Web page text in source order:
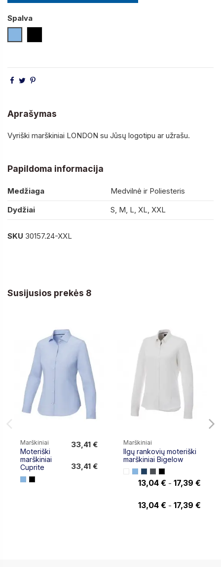
Spalva
Aprašymas
Vyriški marškiniai LONDON su Jūsų logotipu ar užrašu.
Papildoma informacija
Medžiaga
Medvilnė ir Poliesteris
Dydžiai
S, M, L, XL, XXL
SKU 30157.24-XXL
Susijusios prekės 8
Marškiniai
Moteriški
marškiniai
Cuprite
33,41 €
33,41 €
Marškiniai
Ilgų rankovių moteriški
marškiniai Bigelow
13,04 € - 17,39 €
13,04 € - 17,39 €